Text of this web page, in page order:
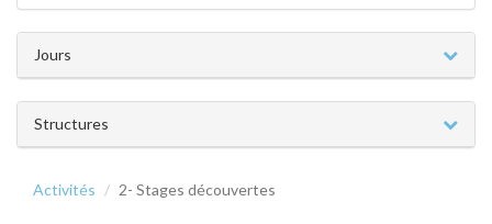
Jours
Structures
Activités 2- Stages découvertes